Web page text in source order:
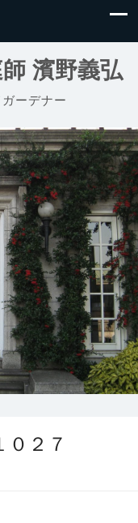
濱野義弘
ーデナー
２７